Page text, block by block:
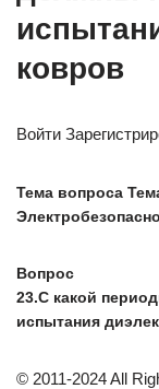
ковров
Войти
Тема вопроса
Вопрос
23.С какой
испытания
© 2011-2024 All